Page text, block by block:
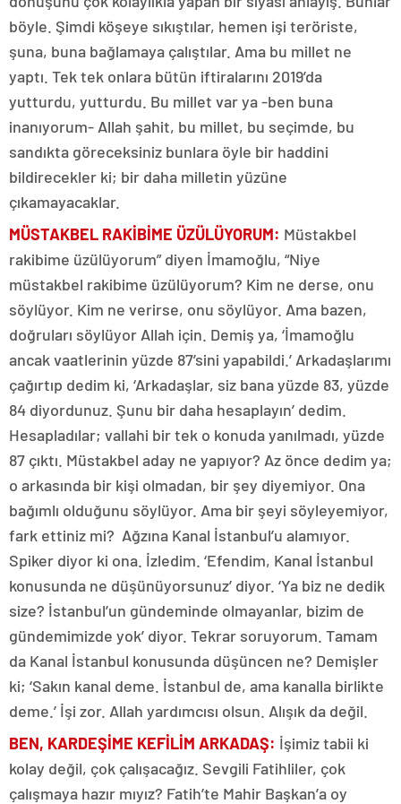
böyle. Şimdi köşeye sıkıştılar, hemen işi teröriste,
şuna, buna bağlamaya çalıştılar. Ama bu millet ne
yaptı. Tek tek onlara bütün iftiralarını 2019’da
yutturdu, yutturdu. Bu millet var ya -ben buna
inanıyorum- Allah şahit, bu millet, bu seçimde, bu
sandıkta göreceksiniz bunlara öyle bir haddini
bildirecekler ki; bir daha milletin yüzüne
çıkamayacaklar.
MÜSTAKBEL RAKİBİME ÜZÜLÜYORUM: Müstakbel
rakibime üzülüyorum” diyen İmamoğlu, “Niye
müstakbel rakibime üzülüyorum? Kim ne derse, onu
söylüyor. Kim ne verirse, onu söylüyor. Ama bazen,
doğruları söylüyor Allah için. Demiş ya, ‘İmamoğlu
ancak vaatlerinin yüzde 87’sini yapabildi.’ Arkadaşlarımı
çağırtıp dedim ki, ‘Arkadaşlar, siz bana yüzde 83, yüzde
84 diyordunuz. Şunu bir daha hesaplayın’ dedim.
Hesapladılar; vallahi bir tek o konuda yanılmadı, yüzde
87 çıktı. Müstakbel aday ne yapıyor? Az önce dedim ya;
o arkasında bir kişi olmadan, bir şey diyemiyor. Ona
bağımlı olduğunu söylüyor. Ama bir şeyi söyleyemiyor,
fark ettiniz mi? Ağzına Kanal İstanbul’u alamıyor.
Spiker diyor ki ona. İzledim. ‘Efendim, Kanal İstanbul
konusunda ne düşünüyorsunuz’ diyor. ‘Ya biz ne dedik
size? İstanbul’un gündeminde olmayanlar, bizim de
gündemimizde yok’ diyor. Tekrar soruyorum. Tamam
da Kanal İstanbul konusunda düşüncen ne? Demişler
ki; ‘Sakın kanal deme. İstanbul de, ama kanalla birlikte
deme.’ İşi zor. Allah yardımcısı olsun. Alışık da değil.
BEN, KARDEŞİME KEFİLİM ARKADAŞ: İşimiz tabii ki
kolay değil, çok çalışacağız. Sevgili Fatihliler, çok
çalışmaya hazır mıyız? Fatih’te Mahir Başkan’a oy